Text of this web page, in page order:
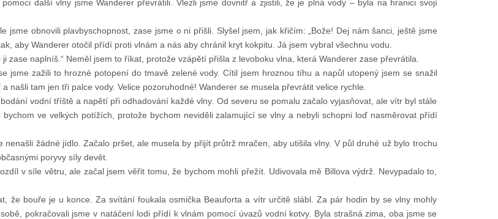
další vlny jsme Wanderer převrátili. Vlezli jsme dovnitř a zjistili, že je plná vody – byla na hranici svojí
obnovili plavbyschopnost, zase jsme o ni přišli. Slyšel jsem, jak křičím: „Bože! Dej nám šanci, ještě jsme
aby Wanderer otočil přídí proti vlnám a nás aby chránil kryt kokpitu. Já jsem vybral všechnu vodu.
zase naplníš.“ Neměl jsem to říkat, protože vzápětí přišla z levoboku vlna, která Wanderer zase převrátila.
jsme zažili to hrozné potopení do tmavě zelené vody. Cítil jsem hroznou tíhu a napůl utopený jsem se snažil
tam jen tři palce vody. Velice pozoruhodné! Wanderer se musela převrátit velice rychle.
vodní tříště a napětí při odhadování každé vlny. Od severu se pomalu začalo vyjasňovat, ale vítr byl stále
ve velkých potížích, protože bychom neviděli zalamující se vlny a nebyli schopni loď nasměrovat přídí
žádné jídlo. Začalo pršet, ale musela by přijít průtrž mračen, aby utišila vlny. V půl druhé už bylo trochu
poryvy síly devět.
v síle větru, ale začal jsem věřit tomu, že bychom mohli přežít. Udivovala mě Billova výdrž. Nevypadalo to,
že bouře je u konce. Za svítání foukala osmička Beauforta a vítr určitě slábl. Za pár hodin by se vlny mohly
pokračovali jsme v natáčení lodi přídí k vlnám pomocí úvazů vodní kotvy. Byla strašná zima, oba jsme se